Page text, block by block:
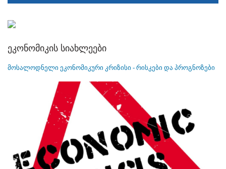
ეკონომიკის სიახლეები
მოსალოდნელი ეკონომიკური კრიზისი - რისკები და პროგნოზები